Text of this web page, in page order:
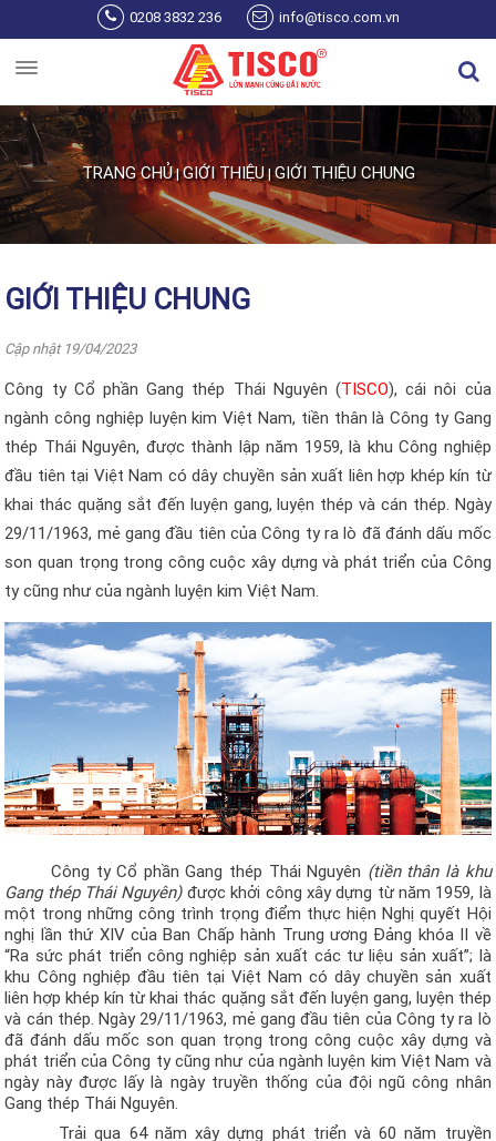
Nhảy đến nội dung 0208 3832 236 info@tisco.com.vn
Bạn đang ở đây
TRANG CHỦ|GIỚI THIỆU|GIỚI THIỆU CHUNG
GIỚI THIỆU CHUNG
Cập nhật 19/04/2023
Công ty Cổ phần Gang thép Thái Nguyên (TISCO), cái nôi của
ngành công nghiệp luyện kim Việt Nam, tiền thân là Công ty Gang
thép Thái Nguyên, được thành lập năm 1959, là khu Công nghiệp
đầu tiên tại Việt Nam có dây chuyền sản xuất liên hợp khép kín từ
khai thác quặng sắt đến luyện gang, luyện thép và cán thép. Ngày
29/11/1963, mẻ gang đầu tiên của Công ty ra lò đã đánh dấu mốc
son quan trọng trong công cuộc xây dựng và phát triển của Công
ty cũng như của ngành luyện kim Việt Nam.
Công ty Cổ phần Gang thép Thái Nguyên (tiền thân là khu
Gang thép Thái Nguyên)được khởi công xây dựng từ năm 1959, là
một trong những công trình trọng điểm thực hiện Nghị quyết Hội
nghị lần thứ XIV của Ban Chấp hành Trung ương Đảng khóa II về
“Ra sức phát triển công nghiệp sản xuất các tư liệu sản xuất”; là
khu Công nghiệp đầu tiên tại Việt Nam có dây chuyền sản xuất
liên hợp khép kín từ khai thác quặng sắt đến luyện gang, luyện thép
và cán thép. Ngày 29/11/1963, mẻ gang đầu tiên của Công ty ra lò
đã đánh dấu mốc son quan trọng trong công cuộc xây dựng và
phát triển của Công ty cũng như của ngành luyện kim Việt Nam và
ngày này được lấy là ngày truyền thống của đội ngũ công nhân
Gang thép Thái Nguyên.
Trải qua 64 năm xây dựng phát triển và 60 năm truyền